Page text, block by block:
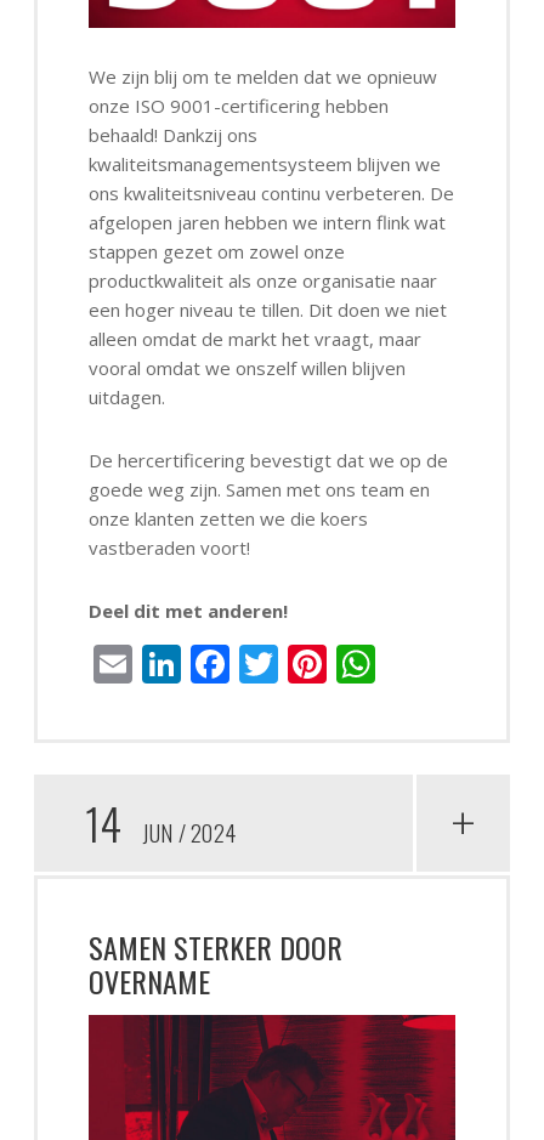
We zijn blij om te melden dat we opnieuw
onze ISO 9001-certificering hebben
behaald! Dankzij ons
kwaliteitsmanagementsysteem blijven we
ons kwaliteitsniveau continu verbeteren. De
afgelopen jaren hebben we intern flink wat
stappen gezet om zowel onze
productkwaliteit als onze organisatie naar
een hoger niveau te tillen. Dit doen we niet
alleen omdat de markt het vraagt, maar
vooral omdat we onszelf willen blijven
uitdagen.
De hercertificering bevestigt dat we op de
goede weg zijn. Samen met ons team en
onze klanten zetten we die koers
vastberaden voort!
Deel dit met anderen!
EmailLinkedIn
Facebook
TwitterPinterest
14 JUN 2024 +
SAMEN STERKER DOOR
OVERNAME